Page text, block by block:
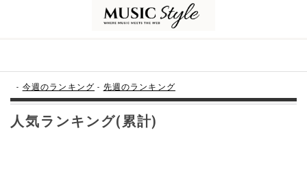
- 今週のランキング - 先週のランキング
人気ランキング(累計)